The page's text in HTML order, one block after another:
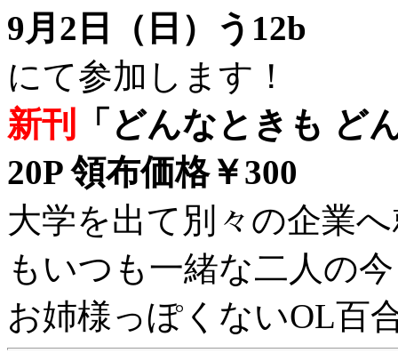
9月2日（日）う12b
にて参加します！
新刊
「どんなときも ど
20P 領布価格￥300
大学を出て別々の企業
もいつも一緒な二人の
お姉様っぽくないOL百